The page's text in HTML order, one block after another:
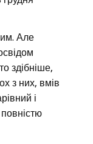
Але
здібніше,
з них, вмів
і